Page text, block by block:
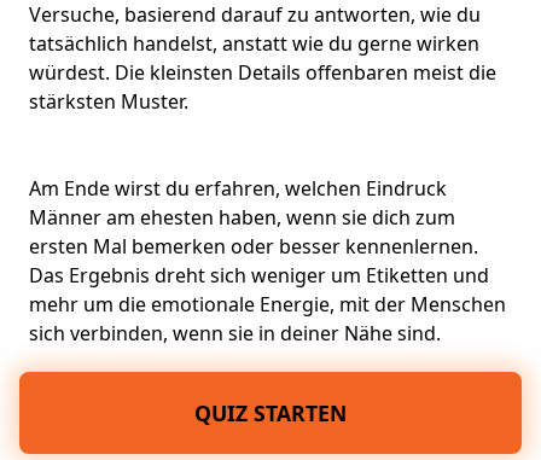
Versuche, basierend darauf zu antworten, wie du
tatsächlich handelst, anstatt wie du gerne wirken
würdest. Die kleinsten Details offenbaren meist die
stärksten Muster.
Am Ende wirst du erfahren, welchen Eindruck
Männer am ehesten haben, wenn sie dich zum
ersten Mal bemerken oder besser kennenlernen.
Das Ergebnis dreht sich weniger um Etiketten und
mehr um die emotionale Energie, mit der Menschen
sich verbinden, wenn sie in deiner Nähe sind.
QUIZ STARTEN